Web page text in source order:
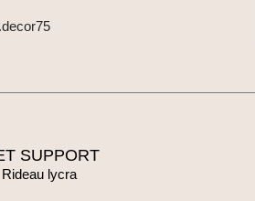
SUPPORT
Rideau lycra